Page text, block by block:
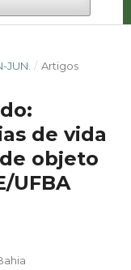
JUN. / Artigos
de vida
objeto
UFBA